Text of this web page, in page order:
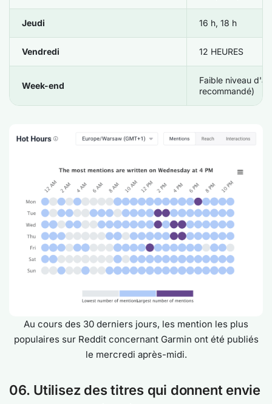
Jeudi 16 h, 18 h
Vendredi 12 HEURES
Week-end
Faible niveau
recommandé)
Au cours des 30 derniers jours, les mention les plus
populaires sur Reddit concernant Garmin ont été publiés
le mercredi après-midi.
06. Utilisez des titres qui donnent envie